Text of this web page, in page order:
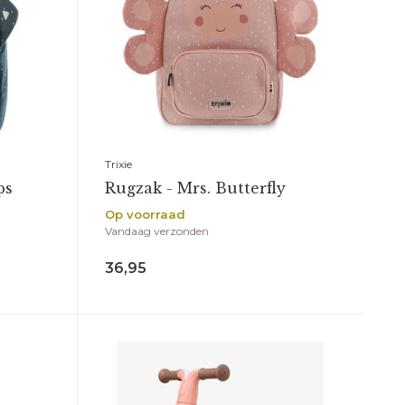
Trixie
Rugzak - Mrs. Butterfly
Op voorraad
Vandaag verzonden
36,95